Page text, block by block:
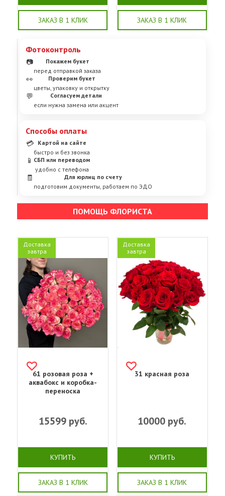
ЗАКАЗ В 1 КЛИК ЗАКАЗ В 1 КЛИК
Фотоконтроль
📷
Покажем букет
перед отправкой заказа
👀
Проверим букет
цветы, упаковку и открытку
💬
Согласуем детали
если нужна замена или акцент
Способы оплаты
💳
Картой на сайте
быстро и без звонка
📱 СБП или переводом
удобно с телефона
🧾
Для юрлиц по счету
подготовим документы, работаем по ЭДО
ПОМОЩЬ ФЛОРИСТА
Доставка
завтра
61 розовая роза +
аквабокс и коробка-
переноска
15599руб.
КУПИТЬ
ЗАКАЗ В 1 КЛИК
Доставка
завтра
31 красная роза
10000 руб.
КУПИТЬ
ЗАКАЗ В 1 КЛИК